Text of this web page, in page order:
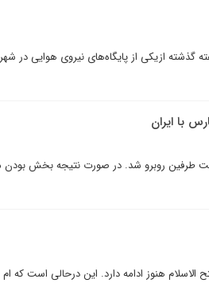
گذشته ازيکى از پايگاه‌هاى نيروى هوايى در
با ايران
طرفین روبرو شد. در صورت نتیجه بخش بودن
الاسلام هنوز ادامه دارد. اين درحالى است که